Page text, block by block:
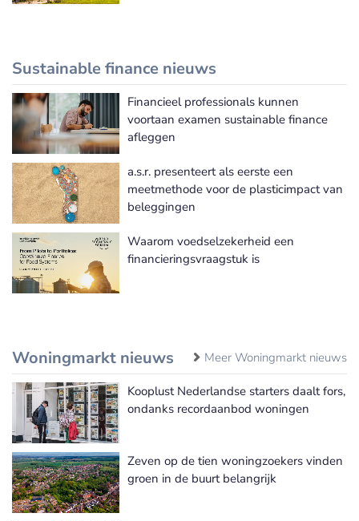
Sustainable finance nieuws
Meer Sustainable finance nieuws
Financieel professionals kunnen
voortaan examen sustainable finance
afleggen
a.s.r. presenteert als eerste een
meetmethode voor de plasticimpact van
beleggingen
Waarom voedselzekerheid een
financieringsvraagstuk is
Woningmarkt nieuws Meer Woningmarkt nieuws
Kooplust Nederlandse starters daalt fors,
ondanks recordaanbod woningen
Zeven op de tien woningzoekers vinden
groen in de buurt belangrijk